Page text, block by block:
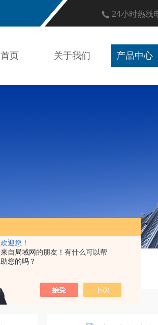
欢迎您！
来自局域网的朋友！有什么可以帮
助您的吗？
24小时热线
首页 关于我们 产品中心